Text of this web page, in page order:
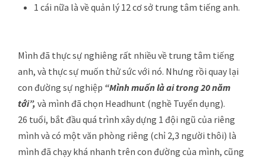
1 cái nữa là về quản lý 12 cơ sở trung tâm tiếng anh.
Mình đã thực sự nghiêng rất nhiều về trung tâm tiếng
anh, và thực sự muốn thử sức với nó. Nhưng rồi quay lại
con đường sự nghiệp “Mình muốn là ai trong 20 năm
tới”, và mình đã chọn Headhunt (nghề Tuyển dụng).
26 tuổi, bắt đầu quá trình xây dựng 1 đội ngũ của riêng
mình và có một văn phòng riêng (chỉ 2,3 người thôi) là
mình đã chạy khá nhanh trên con đường của mình, cũng